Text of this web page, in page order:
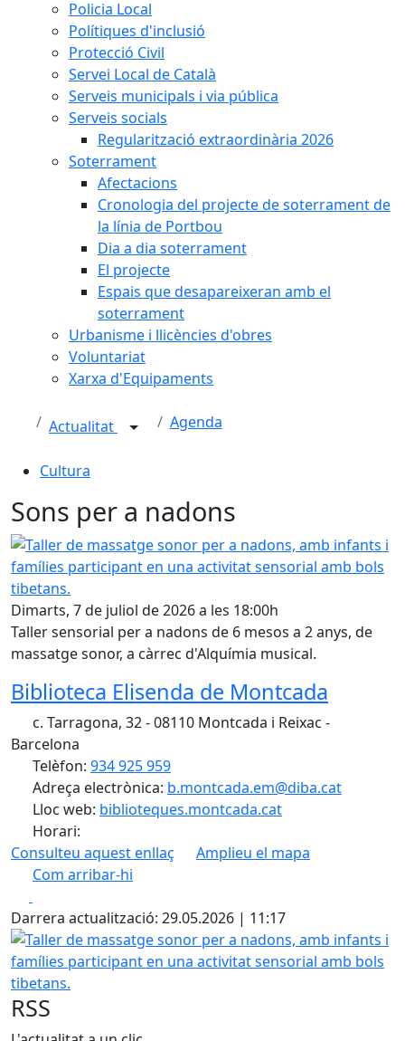
Policia Local
Polítiques d'inclusió
Protecció Civil
Servei Local de Català
Serveis municipals i via pública
Serveis socials
Regularització extraordinària 2026
Soterrament
Afectacions
Cronologia del projecte de soterrament de
la línia de Portbou
Dia a dia soterrament
El projecte
Espais que desapareixeran amb el
soterrament
Urbanisme i llicències d'obres
Voluntariat
Xarxa d'Equipaments
Actualitat Agenda
Cultura
Sons per a nadons
Taller de massatge sonor per a nadons, amb infants i
Dimarts, 7 de juliol de 2026 a les 18:00h
Taller sensorial per a nadons de 6 mesos a 2 anys, de
massatge sonor, a càrrec d'Alquímia musical.
Biblioteca Elisenda de Montcada
c. Tarragona, 32 - 08110 Montcada i Reixac -
Barcelona
Telèfon: 934 925 959
Adreça electrònica: b.montcada.em@diba.cat
Lloc web: biblioteques.montcada.cat
Horari:
Consulteu aquest enllaç
Amplieu el mapa
Com arribar-hi
+
−
Darrera actualització: 29.05.2026 | 11:17
Taller de massatge sonor per a nadons, amb infants i
RSS